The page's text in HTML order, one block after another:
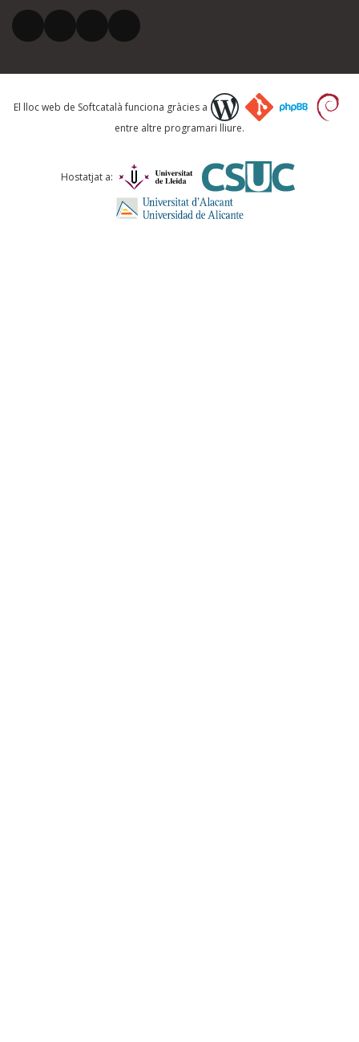
El vostre correu electrònic *
Què proposeu?
Comentari *
El lloc web de Softcatalà funciona gràcies a
entre altre programari lliure.
Hostatjat a: